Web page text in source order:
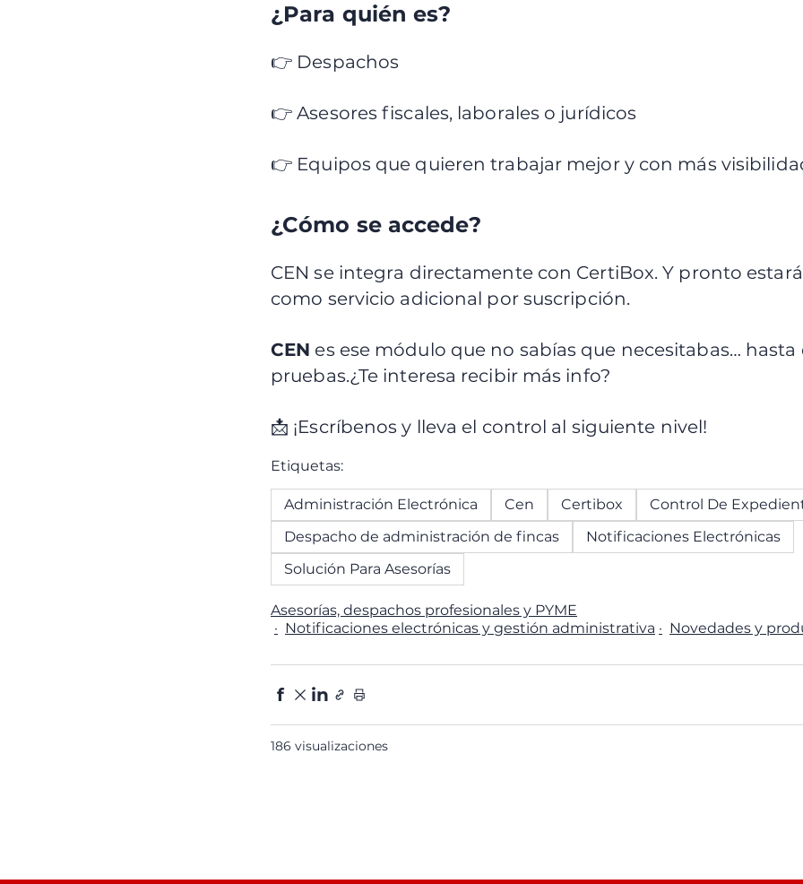
¿Para quién es?
👉 Despachos
👉 Asesores fiscales, laborales o jurídicos
👉 Equipos que quieren trabajar mejor y con más
¿Cómo se accede?
CEN se integra directamente con CertiBox. Y pronto
como servicio adicional por suscripción.
CEN es ese módulo que no sabías que necesitabas… hasta
pruebas.¿Te interesa recibir más info?
📩 ¡Escríbenos y lleva el control al siguiente nivel!
f in
186 visualizaciones
Etiquetas:
Administración Electrónica Cen Certibox
Control De
Despacho de administración de fincas
Notificaciones Electrónicas
Solución Para Asesorías
Asesorías, despachos profesionales y PYME
Notificaciones electrónicas y gestión administrativa
Novedades y